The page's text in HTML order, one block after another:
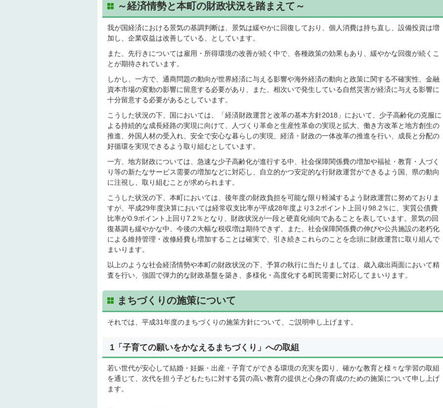
～経済情勢と本町の財政状況を踏まえて～
我が国経済における景気の基調判断は、景気は緩やかに回復しており、個人消費は持ち直し、設備投資は増
加し、企業収益は改善している、としています。
また、先行きについては雇用・所得環境の改善が続く中で、各種政策の効果もあり、緩やかな回復が続くこ
とが期待されています。
しかし、一方で、通商問題の動向が世界経済に与える影響や海外経済の動向と政策に関する不確実性、金融
資本市場の変動の影響に留意する必要があり、また、相次いで発生している自然災害が経済に与える影響に
十分留意する必要があるとしています。
こうした状況の下、国においては、「経済財政運営と改革の基本方針2018」において、少子高齢化の克服に
よる持続的な成長経路の実現に向けて、人づくり革命と生産性革命の実現と拡大、働き方改革と地方創生の
推進、外国人材の受入れ、安全で安心な暮らしの実現、経済・財政の一体改革の推進を行い、成長と分配の
好循環を実現できるよう取り組むとしています。
一方、地方財政については、急速な少子高齢化が進行する中、社会保障関係費の増加や福祉・教育・人づく
り等の新たなサービス需要の増加などに対応し、自立的かつ安定的な行財政運営ができるよう国、県の動向
に注視し、取り組むことが求められます。
こうした状況の下、本町においては、後年度の財政負担を可能な限り軽減するよう財政運営に努めておりま
すが、平成29年度決算においては経常収支比率が平成28年度より3.2ポイント上回り98.2％に、実質公債費
比率が0.9ポイント上回り7.2％となり、財政状況が一段と硬直化傾向であることを表しています。景気の回
復基調も緩やかな中、今後の大幅な税収増は期待できず、また、社会保障関係費の伸びや公共施設の老朽化
による維持管理・改修経費も増加することは確実で、引き続きこれらのことを念頭に財政運営に取り組んで
まいります。
以上のような社会経済情勢や本町の財政状況の下、予算の執行に当たりましては、歳入歳出両面において精
査を行い、強固で弾力的な財政基盤を築き、多様化・高度化する町民需要に対応してまいります。
まちづくりの施策について
それでは、平成31年度のまちづくりの施策方針について、ご説明申し上げます。
1「子育ての願いをかなえるまちづくり」への取組
若い世代が安心して結婚・妊娠・出産・子育てができる環境の充実を図り、確かな教育と様々な学習の取組
を通じて、次代を担う子どもたちに対する質の高い教育の提供と心身の育成のための施策について申し上げ
ます。